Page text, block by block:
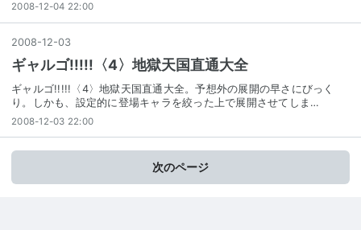
2008-12-04 22:00
2008-12-03
ギャルゴ!!!!!〈4〉地獄天国直通大全
ギャルゴ!!!!!〈4〉地獄天国直通大全。予想外の展開の早さにびっく
り。しかも、設定的に登場キャラを絞った上で展開させてしま…
2008-12-03 22:00
次のページ